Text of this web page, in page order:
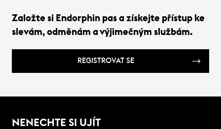
Založte si Endorphin pas a získejte přístup ke
slevám, odměnám a výjimečným službám.
REGISTROVAT SE
NENECHTE SI UJÍT